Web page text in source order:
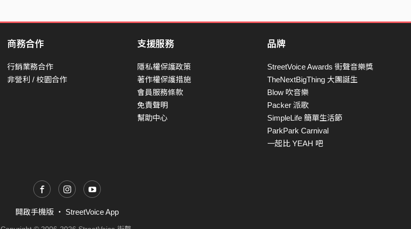
商務合作
行銷業務合作
非營利 / 校園合作
支援服務
隱私權保護政策
著作權保護措施
會員服務條款
免責聲明
幫助中心
品牌
StreetVoice Awards 街聲音樂獎
TheNextBigThing 大團誕生
Blow 吹音樂
Packer 派歌
SimpleLife 簡單生活節
ParkPark Carnival
一起比 YEAH 吧
開啟手機版 ・ StreetVoice App